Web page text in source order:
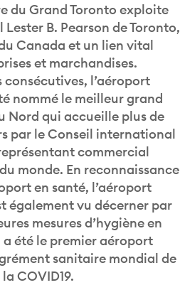
du Grand Toronto exploite
B. Pearson de Toronto,
Canada et un lien vital
et marchandises.
l’aéroport
nommé le meilleur grand
Nord qui accueille plus de
par le Conseil international
commercial
monde. En reconnaissance
en santé, l’aéroport
également vu décerner par
mesures d’hygiène en
été le premier aéroport
sanitaire mondial de
COVID19.